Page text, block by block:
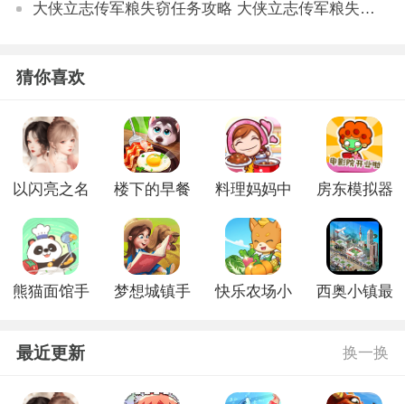
大侠立志传军粮失窃任务攻略 大侠立志传军粮失窃任务如何做
猜你喜欢
以闪亮之名
版
楼下的早餐
版
料理妈妈中
房东模拟器
熊猫面馆手
梦想城镇手
快乐农场小
西奥小镇最
最近更新 换一换